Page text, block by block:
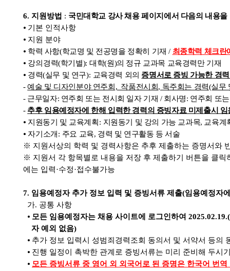
6. 지원방법 : 국민대학교 강사 채용 페이지에서 다음의 내용
⦁ 기본 인적사항
⦁ 지원 분야
⦁ 학력 사항(학교명 및 전공명을 정확히 기재 / 최종학력 체크란
⦁ 강의 경력(학기별): 대학(원)의 정규 교과목 교육경력만 기재
⦁ 경력(실무 및 연구): 교육경력 외의 증명서로 증빙 가능한 경
- 예술 및 디자인분야 연주회, 작품전시회, 독주회는 경력(실무
- 근무일자: 연주회 또는 전시회 일자 기재 / 회사명: 연주회 또
- 추후 임용예정자에 한해 입력한 경력의 증빙자료 미제출시
⦁ 지원동기 및 교육계획: 지원동기 및 강의 가능 교과목, 교육계
⦁ 자기소개 : 주요 교육, 경력 및 연구활동 등 서술
※ 지원서상의 학력 및 경력사항은 추후 제출하는 증명서와
※ 지원서 각 항목별로 내용을 저장 후 제출하기 버튼을 클릭
에는 입력·수정·접수불가능
7. 임용예정자 추가 정보 입력 및 증빙서류 제출(임용예정자
가. 공통 사항
⦁ 모든 임용예정자는 채용 사이트에 로그인하여
자 예외 없음)
⦁ 추가 정보 입력시 성범죄경력조회 동의서 및 서약서 등의
⦁ 진행 일정이 촉박한 관계로 증빙서류는 미리 준비해 두시
⦁ 모든 증빙서류 중 영어 외 외국어로 된 증명은 한국어 번